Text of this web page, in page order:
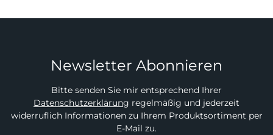
Newsletter Abonnieren
Bitte senden Sie mir entsprechend Ihrer
Datenschutzerklärung regelmäßig und jederzeit
widerruflich Informationen zu Ihrem Produktsortiment per
E-Mail zu.